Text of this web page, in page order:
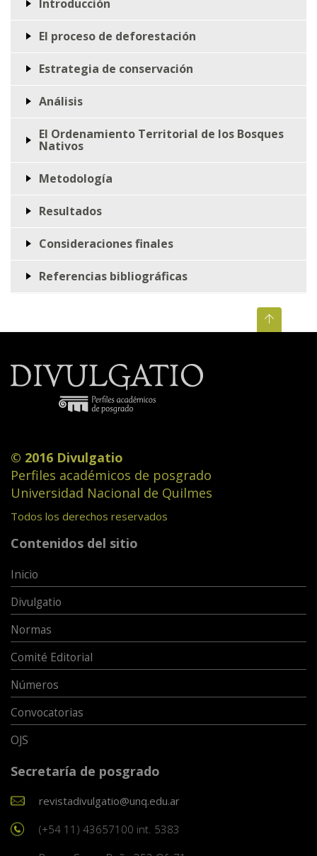
Introducción
El proceso de deforestación
Estrategia de conservación
Análisis
El Ordenamiento Territorial de los Bosques
Nativos
Metodología
Resultados
Consideraciones finales
Referencias bibliográficas
© 2016 Divulgatio
Perfiles académicos de posgrado
Universidad Nacional de Quilmes
Todos los derechos reservados
Contenidos del sitio
Inicio
Divulgatio
Normas
Comité Editorial
Números
Convocatorias
OJS
Secretaría de posgrado
revistadivulgatio@unq.edu.ar
(+54 11) 43657100 int. 5383